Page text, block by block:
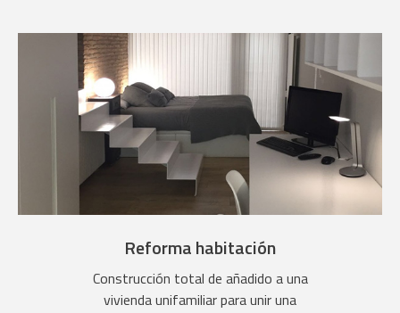
Reforma habitación
Construcción total de añadido a una
vivienda unifamiliar para unir una